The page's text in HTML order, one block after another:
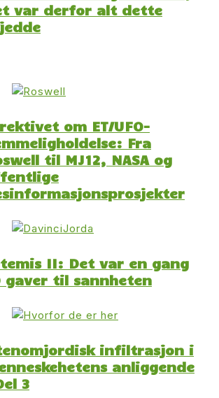
var derfor alt dette
om ET/UFO-
Fra
til MJ12, NASA og
II: Det var en gang
gaver til sannheten
infiltrasjon i
anliggende
3